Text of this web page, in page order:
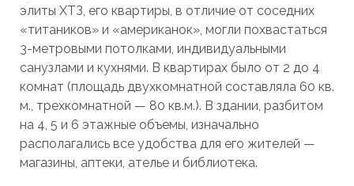
элиты ХТЗ, его квартиры, в отличие от соседних
«титаников» и «американок», могли похвастаться
3-метровыми потолками, индивидуальными
санузлами и кухнями. В квартирах было от 2 до 4
комнат (площадь двухкомнатной составляла 60 кв.
м., трехкомнатной — 80 кв.м.). В здании, разбитом
на 4, 5 и 6 этажные объемы, изначально
располагались все удобства для его жителей —
магазины, аптеки, ателье и библиотека.